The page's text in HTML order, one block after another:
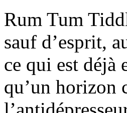
Rum Tum
sauf d’esprit,
ce qui est déjà
qu’un horizon